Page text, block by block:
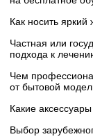
Как носить
Частная или
подхода к
Чем
от бытовой
Какие
Выбор